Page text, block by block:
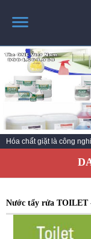
TRANG CHỦ
SẢN PHẨM HÓT
THÔNG TIN VỀ
TIN TỨC
SẢN PHẨM
Hóa chất giặt là công
Nước tẩy rửa TOILET